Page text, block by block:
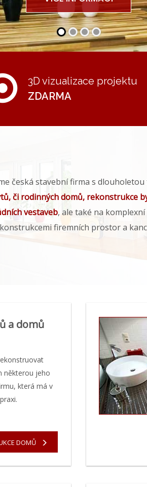
3D vizualizace projektu
ZDARMA
česká stavební firma s
či rodinných domů, rekonstrukce
vestaveb, ale také na
firemních prostor a
a domů
některou jeho
která má v
DOMŮ